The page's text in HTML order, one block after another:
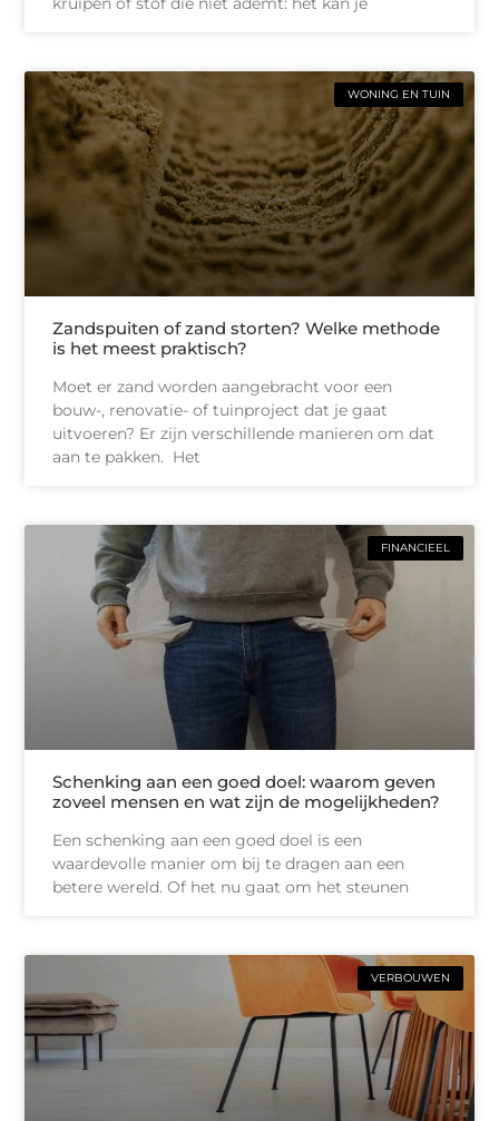
WONING EN TUIN
Zandspuiten of zand storten? Welke methode
is het meest praktisch?
Moet er zand worden aangebracht voor een
bouw-, renovatie- of tuinproject dat je gaat
uitvoeren? Er zijn verschillende manieren om dat
aan te pakken. Het
FINANCIEEL
Schenking aan een goed doel: waarom geven
zoveel mensen en wat zijn de mogelijkheden?
Een schenking aan een goed doel is een
waardevolle manier om bij te dragen aan een
betere wereld. Of het nu gaat om het steunen
VERBOUWEN